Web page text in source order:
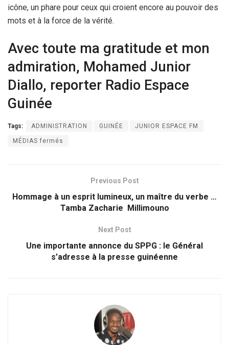
icône, un phare pour ceux qui croient encore au pouvoir des
mots et à la force de la vérité.
Avec toute ma gratitude et mon
admiration, Mohamed Junior
Diallo, reporter Radio Espace
Guinée
Tags: ADMINISTRATION GUINÉE JUNIOR ESPACE FM
MÉDIAS fermés
Previous Post
Hommage à un esprit lumineux, un maître du verbe …
Tamba Zacharie Millimouno
Next Post
Une importante annonce du SPPG : le Général
s’adresse à la presse guinéenne